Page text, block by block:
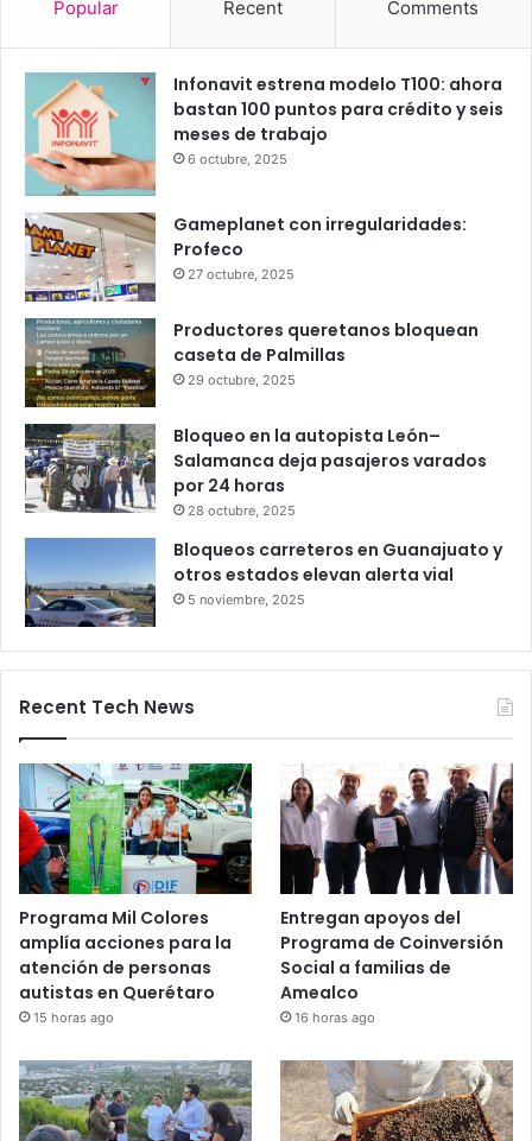
Popular Recent Comments
Infonavit estrena modelo T100: ahora
bastan 100 puntos para crédito y seis
meses de trabajo
6 octubre, 2025
Gameplanet con irregularidades:
Profeco
27 octubre, 2025
Productores queretanos bloquean
caseta de Palmillas
29 octubre, 2025
Bloqueo en la autopista León–
Salamanca deja pasajeros varados
por 24 horas
28 octubre, 2025
Bloqueos carreteros en Guanajuato y
otros estados elevan alerta vial
5 noviembre, 2025
Recent Tech News
Programa Mil Colores
amplía acciones para la
atención de personas
autistas en Querétaro
15 horas ago
Entregan apoyos del
Programa de Coinversión
Social a familias de
Amealco
16 horas ago